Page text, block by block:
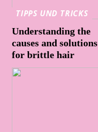
TIPPS UND TRICKS
Understanding the
causes and solutions
for brittle hair